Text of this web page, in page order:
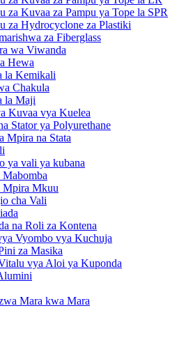
za Kuvaa za Pampu ya Tope la SPR
za Hydrocyclone za Plastiki
za Fiberglass
wa Viwanda
Hewa
la Kemikali
Chakula
la Maji
Kuvaa vya Kuelea
Stator ya Polyurethane
Mpira na Stata
ya vali ya kubana
Mabomba
Mpira Mkuu
cha Vali
na Roli za Kontena
Vyombo vya Kuchuja
za Masika
vya Aloi ya Kuponda
Mara kwa Mara